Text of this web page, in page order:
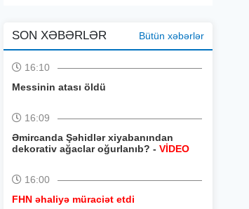
SON XƏBƏRLƏR Bütün xəbərlər
16:10
Messinin atası öldü
16:09
Əmircanda Şəhidlər xiyabanından
dekorativ ağaclar oğurlanıb? - VİDEO
16:00
FHN əhaliyə müraciət etdi